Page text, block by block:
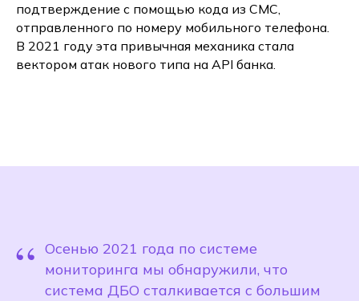
подтверждение с помощью кода из СМС,
отправленного по номеру мобильного телефона.
В 2021 году эта привычная механика стала
вектором атак нового типа на API банка.
“ Осенью 2021 года по системе
мониторинга мы обнаружили, что
система ДБО сталкивается с большим